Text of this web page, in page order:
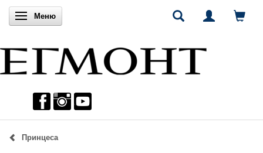
Включи навигацията
Меню
Принцеса